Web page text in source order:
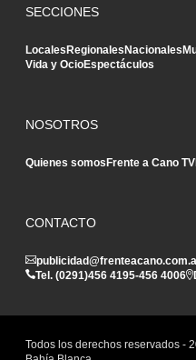
SECCIONES
LocalesRegionalesNacionales
Vida y OcioEspectáculos
NOSOTROS
Quienes somosFrente a Cano TV
CONTACTO
Tel. (0291)456 4195-456 4006
Todos los derechos reservados -